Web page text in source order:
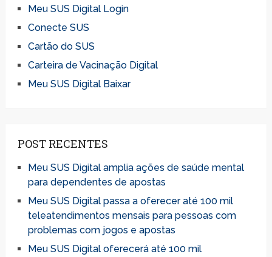
Meu SUS Digital Login
Conecte SUS
Cartão do SUS
Carteira de Vacinação Digital
Meu SUS Digital Baixar
POST RECENTES
Meu SUS Digital amplia ações de saúde mental
para dependentes de apostas
Meu SUS Digital passa a oferecer até 100 mil
teleatendimentos mensais para pessoas com
problemas com jogos e apostas
Meu SUS Digital oferecerá até 100 mil